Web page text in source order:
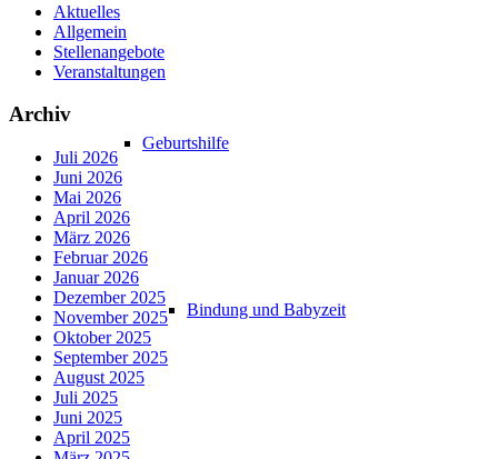
Geburtshilfe
Bindung und Babyzeit
Aktuelles
Allgemein
Stellenangebote
Veranstaltungen
Archiv
Juli 2026
Juni 2026
Mai 2026
April 2026
März 2026
Februar 2026
Januar 2026
Dezember 2025
November 2025
Oktober 2025
September 2025
August 2025
Juli 2025
Juni 2025
April 2025